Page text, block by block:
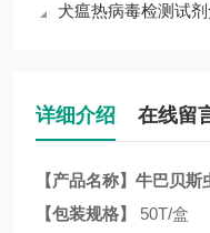
犬瘟热病毒检测试
详细介绍 在线留
【产品名称】 牛巴贝斯
【包装规格】
50T/盒